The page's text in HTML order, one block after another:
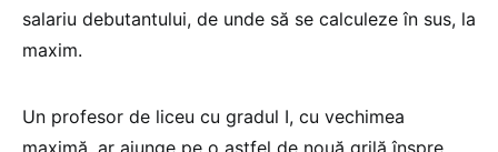
salariu debutantului, de unde să se calculeze în sus, la
maxim.
Un profesor de liceu cu gradul I, cu vechimea
maximă, ar ajunge pe o astfel de nouă grilă înspre